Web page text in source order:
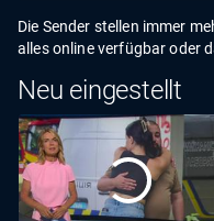
Die Sender stellen immer
alles online verfügbar oder
Neu eingestellt